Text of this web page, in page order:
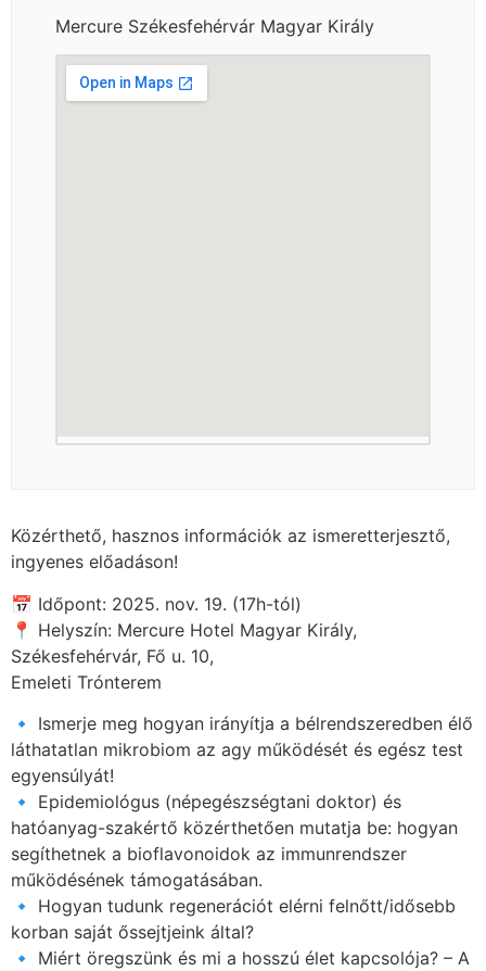
Mercure Székesfehérvár Magyar Király
Közérthető, hasznos információk az ismeretterjesztő,
ingyenes előadáson!
📅 Időpont: 2025. nov. 19. (17h-tól)
📍 Helyszín: Mercure Hotel Magyar Király,
Székesfehérvár, Fő u. 10,
Emeleti Trónterem
🔹 Ismerje meg hogyan irányítja a bélrendszeredben élő
láthatatlan mikrobiom az agy működését és egész test
egyensúlyát!
🔹 Epidemiológus (népegészségtani doktor) és
hatóanyag-szakértő közérthetően mutatja be: hogyan
segíthetnek a bioflavonoidok az immunrendszer
működésének támogatásában.
🔹 Hogyan tudunk regenerációt elérni felnőtt/idősebb
korban saját őssejtjeink által?
🔹 Miért öregszünk és mi a hosszú élet kapcsolója? – A